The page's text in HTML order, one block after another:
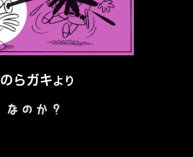
のらガキより
なのか？